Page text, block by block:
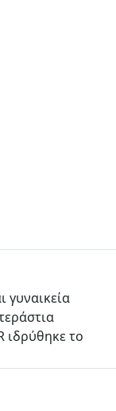
γυναικεία
ιδρύθηκε το